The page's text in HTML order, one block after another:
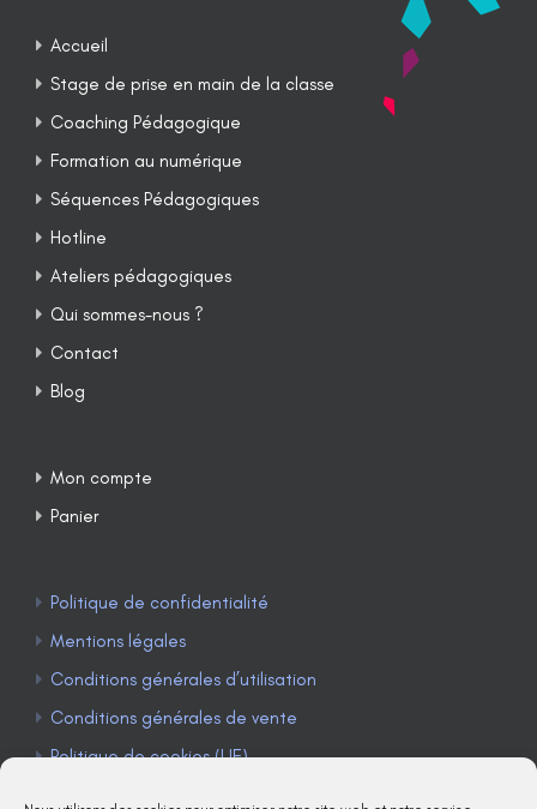
Accueil
Stage de prise en main de la classe
Coaching Pédagogique
Formation au numérique
Séquences Pédagogiques
Hotline
Ateliers pédagogiques
Qui sommes-nous ?
Contact
Blog
Mon compte
Panier
Politique de confidentialité
Mentions légales
Conditions générales d’utilisation
Conditions générales de vente
Politique de cookies (UE)